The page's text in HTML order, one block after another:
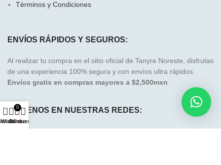
Términos y Condiciones
ENVÍOS RÁPIDOS Y SEGUROS:
Al realizar tu compra en el sitio oficial de Tanyre Noreste, disfrutas
de una experiencia 100% segura y con envíos ultra rápidos.
Envíos gratis en compras mayores a $2,500mxn
SÍGUENOS EN NUESTRAS REDES:
Wishlist
0
Carrito
Mi cuenta